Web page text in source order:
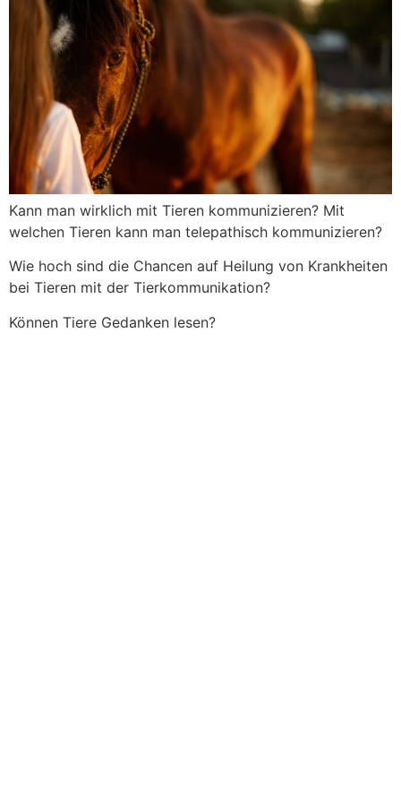
Kann man wirklich mit Tieren kommunizieren? Mit
welchen Tieren kann man telepathisch kommunizieren?
Wie hoch sind die Chancen auf Heilung von Krankheiten
bei Tieren mit der Tierkommunikation?
Können Tiere Gedanken lesen?